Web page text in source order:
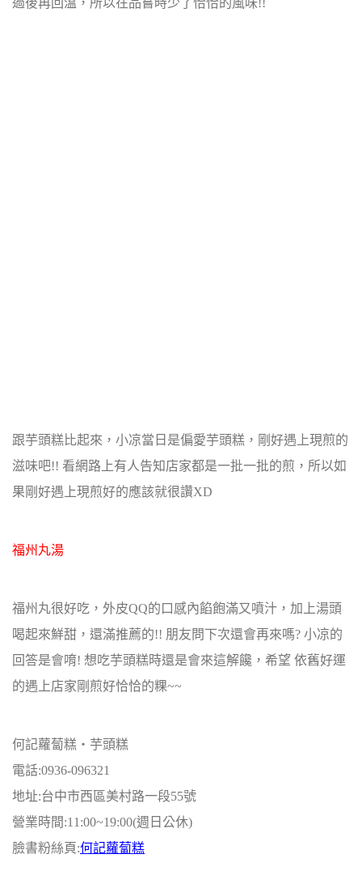
過後再回溫，所以在品嘗時少了恰恰的風味!!
跟芋頭糕比起來，小凉當日是偏愛芋頭糕，剛好遇上現煎的
滋味吧!! 看網路上有人告知店家都是一批一批的煎，所以如
果剛好遇上現煎好的應該就很讚XD
福州丸湯
福州丸很好吃，外皮QQ的口感內餡飽滿又噴汁，加上湯頭
喝起來鮮甜，還滿推薦的!! 朋友問下次還會再來嗎? 小凉的
回答是會唷! 想吃芋頭糕時還是會來這解饞，希望 依舊好運
的遇上店家剛煎好恰恰的粿~~
何記蘿蔔糕‧芋頭糕
電話:0936-096321
地址:台中市西區美村路一段55號
營業時間:11:00~19:00(週日公休)
臉書粉絲頁:何記蘿蔔糕